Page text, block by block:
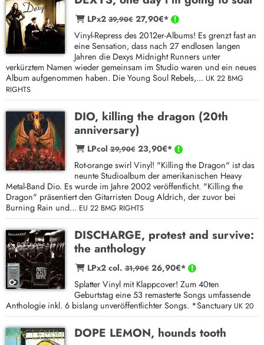
LPx239,90€27,90€*
Vinyl-Repress des 2012er-Albums! Es grenzt fast an
eine Sensation, dass nach 27 endlosen langen
Jahren die Dexys Midnight Runners unter
verkürztem Namen wieder gemeinsam im Studio waren und ein neues
Album aufgenommen haben. Die Young Soul Rebels,... UK 22 BMG
RIGHTS
DIO, killing the dragon (20th
anniversary)
LPcol29,90€23,90€*
Rot-orange swirl Vinyl! "Killing the Dragon" ist das
neunte Studioalbum der amerikanischen Heavy
Metal-Band Dio. Es wurde im Jahre 2002 veröffentlicht. "Killing the
Dragon" präsentiert den Gitarristen Doug Aldrich, der zuvor bei
Burning Rain und... EU 22 BMG RIGHTS
DISCHARGE, protest and survive:
the anthology
LPx2 col.31,90€26,90€*
Splatter Vinyl mit Klappcover! Zum 40ten
Geburtstag eine 53 remasterte Songs umfassende
Anthologie inkl. 6 bislang unveröffentlichter Songs. *Sanctuary UK 20
DOPE LEMON, hounds tooth